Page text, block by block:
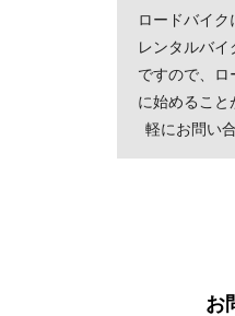
ロードバイク
レンタルバ
ですので、ロ
に始めること
軽にお問い
お